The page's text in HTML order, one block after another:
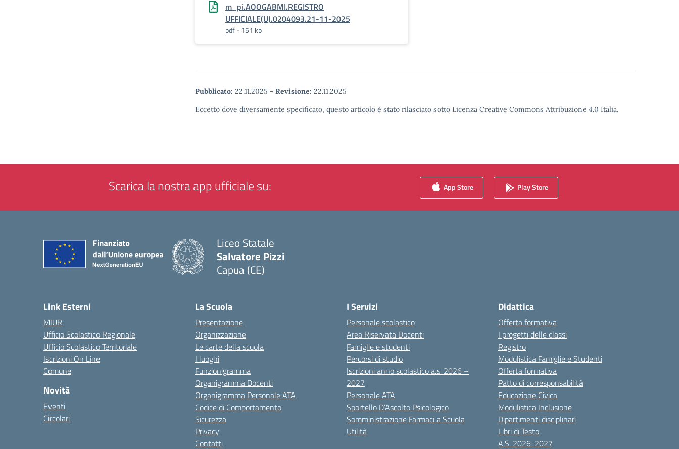
m_pi.AOOGABMI.REGISTRO
UFFICIALE(U).0204093.21-11-2025
pdf - 151 kb
Pubblicato: 22.11.2025 - Revisione: 22.11.2025
Eccetto dove diversamente specificato, questo articolo è stato rilasciato sotto Licenza Creative Commons Attribuzione 4.0 Italia.
Scarica la nostra app ufficiale su: App Store Play Store
Liceo Statale
Salvatore Pizzi
Capua (CE)
Link Esterni
MIUR
Ufficio Scolastico Regionale
Ufficio Scolastico Territoriale
Iscrizioni On Line
Comune
Novità
Eventi
Circolari
La Scuola
Presentazione
Organizzazione
Le carte della scuola
I luoghi
Funzionigramma
Organigramma Docenti
Organigramma Personale ATA
Codice di Comportamento
Sicurezza
Privacy
Contatti
I Servizi
Personale scolastico
Area Riservata Docenti
Famiglie e studenti
Percorsi di studio
Iscrizioni anno scolastico a.s. 2026 –
2027
Personale ATA
Sportello D’Ascolto Psicologico
Somministrazione Farmaci a Scuola
Utilità
Didattica
Offerta formativa
I progetti delle classi
Registro
Modulistica Famiglie e Studenti
Offerta formativa
Patto di corresponsabilità
Educazione Civica
Modulistica Inclusione
Dipartimenti disciplinari
Libri di Testo
A.S. 2026-2027